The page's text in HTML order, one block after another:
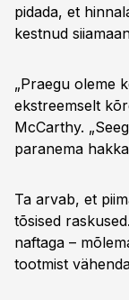
pidada, et
kestnud
„Praegu oleme
ekstreemselt
McCarthy.
paranema
Ta arvab, et
tõsised
naftaga –
tootmist